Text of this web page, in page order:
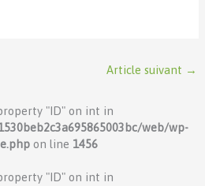
Article suivant →
"ID" on int in
web/wp-
on line 1456
"ID" on int in